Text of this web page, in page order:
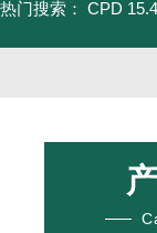
热门搜索： CPD